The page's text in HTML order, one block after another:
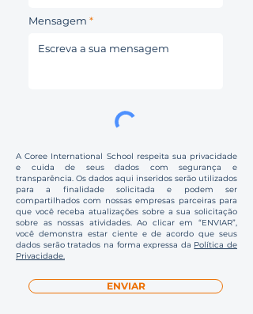
Mensagem
A Coree International School respeita sua privacidade
e cuida de seus dados com segurança e
transparência. Os dados aqui inseridos serão utilizados
para a finalidade solicitada e podem ser
compartilhados com nossas empresas parceiras para
que você receba atualizações sobre a sua solicitação
sobre as nossas atividades. Ao clicar em “ENVIAR”,
você demonstra estar ciente e de acordo que seus
dados serão tratados na forma expressa da Política de
Privacidade.
ENVIAR